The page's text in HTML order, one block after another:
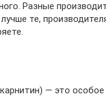
Разные
те,
— это